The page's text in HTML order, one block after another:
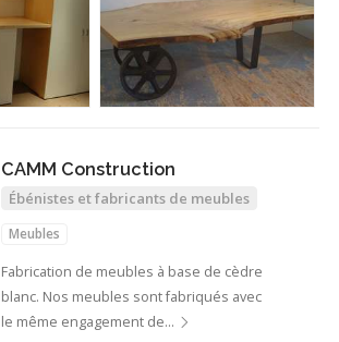
CAMM Construction
Ébénistes et fabricants de meubles
Meubles
Fabrication de meubles à base de cèdre
blanc. Nos meubles sont fabriqués avec
le même engagement de…